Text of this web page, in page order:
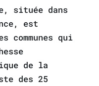
située dans
est
communes qui
de la
des 25